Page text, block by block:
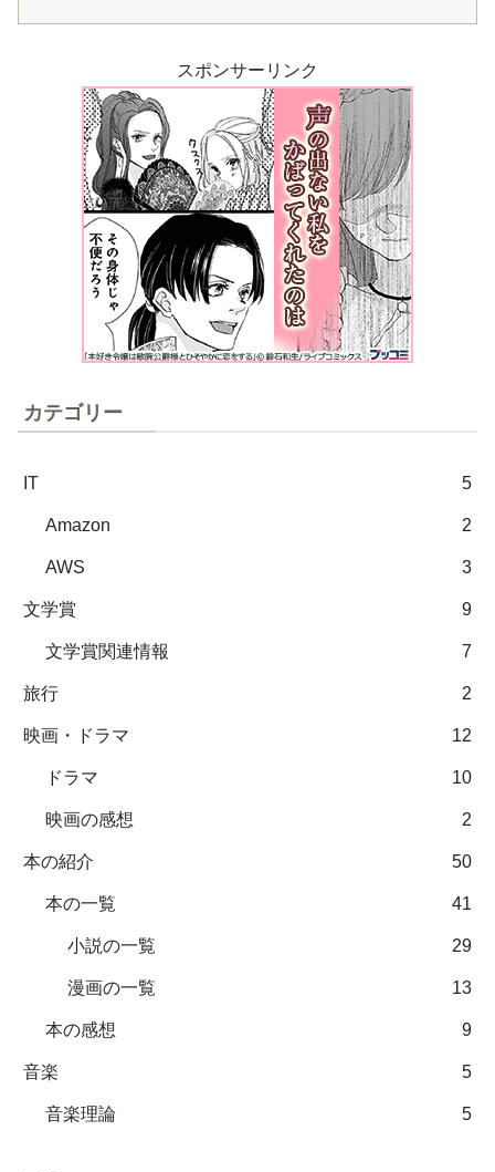
スポンサーリンク
カテゴリー
IT 5
Amazon 2
AWS 3
文学賞 9
文学賞関連情報 7
旅行 2
映画・ドラマ 12
ドラマ 10
映画の感想 2
本の紹介 50
本の一覧 41
小説の一覧 29
漫画の一覧 13
本の感想 9
音楽 5
音楽理論 5